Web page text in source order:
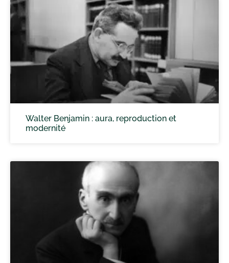
Walter Benjamin : aura, reproduction et
modernité